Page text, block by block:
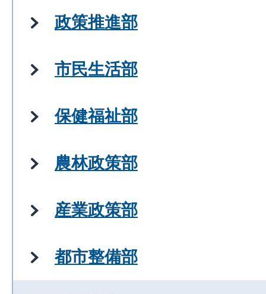
政策推進部
市民生活部
保健福祉部
農林政策部
産業政策部
都市整備部